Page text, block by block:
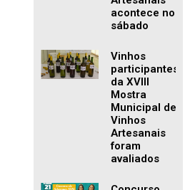
acontece no
sábado
Vinhos
participantes
da XVIII
Mostra
Municipal de
Vinhos
Artesanais
foram
avaliados